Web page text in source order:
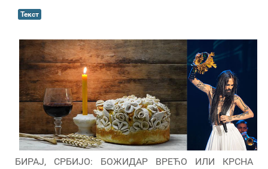
Текст
БИРАЈ, СРБИЈО: БОЖИДАР ВРЕЋО ИЛИ КРСНА